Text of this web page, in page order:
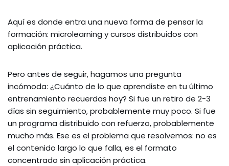
Aquí es donde entra una nueva forma de pensar la
formación: microlearning y cursos distribuidos con
aplicación práctica.
Pero antes de seguir, hagamos una pregunta
incómoda: ¿Cuánto de lo que aprendiste en tu último
entrenamiento recuerdas hoy? Si fue un retiro de 2-3
días sin seguimiento, probablemente muy poco. Si fue
un programa distribuido con refuerzo, probablemente
mucho más. Ese es el problema que resolvemos: no es
el contenido largo lo que falla, es el formato
concentrado sin aplicación práctica.